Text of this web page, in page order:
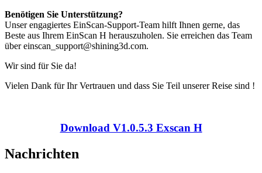
Benötigen Sie Unterstützung?
Unser engagiertes EinScan-Support-Team hilft Ihnen gerne, das
Beste aus Ihrem EinScan H herauszuholen. Sie erreichen das Team
über einscan_support@shining3d.com.
Wir sind für Sie da!
Vielen Dank für Ihr Vertrauen und dass Sie Teil unserer Reise sind !
Download V1.0.5.3 Exscan H
Nachrichten